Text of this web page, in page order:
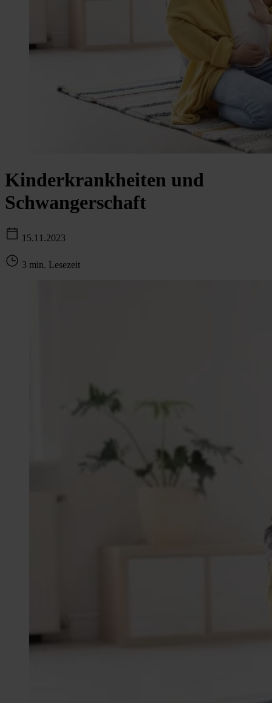
Kinderkrankheiten und
Schwangerschaft
15.11.2023
3 min. Lesezeit